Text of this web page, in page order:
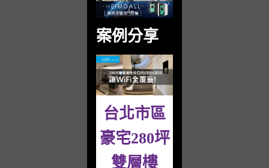
案例分享
台北市區
豪宅280坪
雙層樓